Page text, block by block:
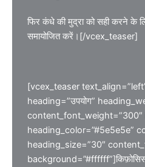
फिर कंधे की मुद्रा को सही करने के
समायोजित करें।[/vcex_teaser]
[vcex_teaser
heading=”उपयोग”
content_font_weight=”300″
heading_color=”#5e5e5e”
heading_size=”30″